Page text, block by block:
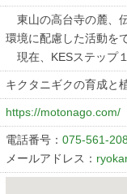
東山の高台寺の麓、
環境に配慮した活動を
現在、KESステップ
キクタニギクの育成と
https://motonago.com/
電話番号：075-561-
メールアドレス：